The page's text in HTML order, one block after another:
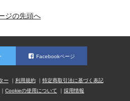
ジの先頭へ
Facebookページ
ー 利用規約
特定商取引法に基づく表記
Cookieの使用について 採用情報